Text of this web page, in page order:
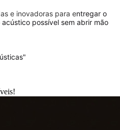
e inovadoras para entregar o
possível sem abrir mão